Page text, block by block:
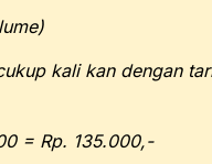
kali kan dengan
= Rp. 135.000,-